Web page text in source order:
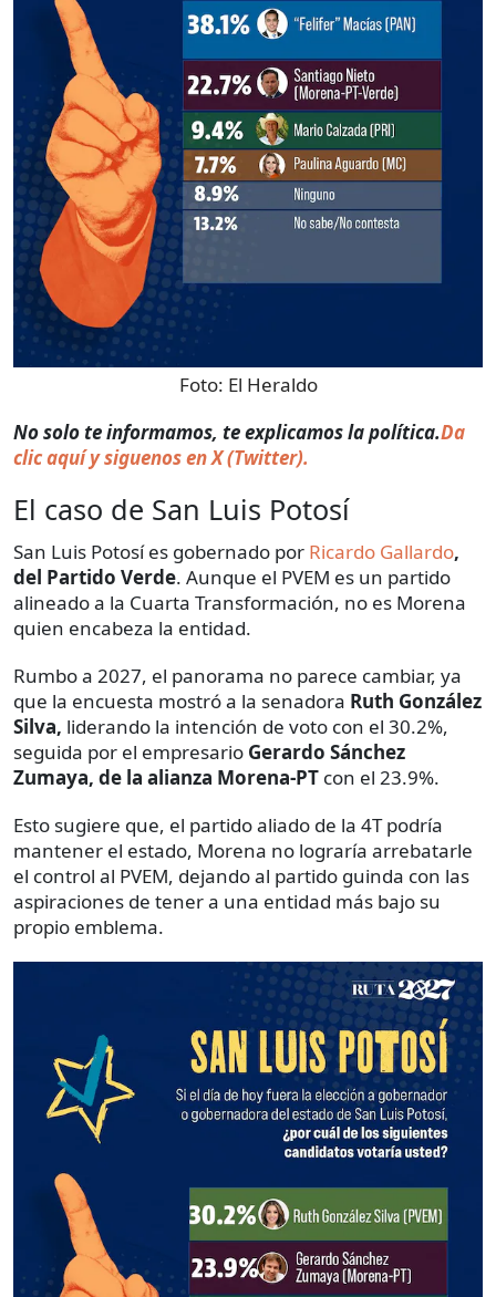
Foto: El Heraldo
No solo te informamos, te explicamos la política.Da
clic aquí y siguenos en X (Twitter).
El caso de San Luis Potosí
San Luis Potosí es gobernado por Ricardo Gallardo,
del Partido Verde. Aunque el PVEM es un partido
alineado a la Cuarta Transformación, no es Morena
quien encabeza la entidad.
Rumbo a 2027, el panorama no parece cambiar, ya
que la encuesta mostró a la senadora Ruth González
Silva, liderando la intención de voto con el 30.2%,
seguida por el empresario Gerardo Sánchez
Zumaya, de la alianza Morena-PT con el 23.9%.
Esto sugiere que, el partido aliado de la 4T podría
mantener el estado, Morena no lograría arrebatarle
el control al PVEM, dejando al partido guinda con las
aspiraciones de tener a una entidad más bajo su
propio emblema.